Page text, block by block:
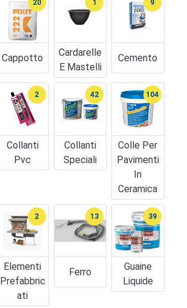
Cappotto
20
Cardarelle
E Mastelli
1
Cemento
9
Collanti
Pvc
2
Collanti
Speciali
42
Colle Per
Pavimenti
In
Ceramica
104
Elementi
Prefabbric
Ati
2
Ferro
13
Guaine
Liquide
39